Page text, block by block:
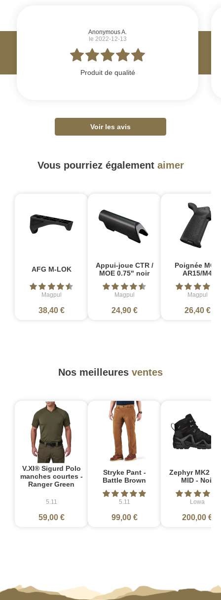
Anonymous A.
le 2022-12-13
Produit de qualité
Voir les avis
Vous pourriez également aimer
AFG M-LOK
Magpul
38,40 €
Appui-joue CTR /
MOE 0.75" noir
Magpul
24,90 €
Poignée MOE
AR15/M4
Magpul
26,40 €
Nos meilleures ventes
V.XI® Sigurd Polo
manches courtes -
Ranger Green
5.11
59,00 €
Stryke Pant -
Battle Brown
5.11
99,00 €
Zephyr MK2
MID - Noir
Lowa
200,00 €